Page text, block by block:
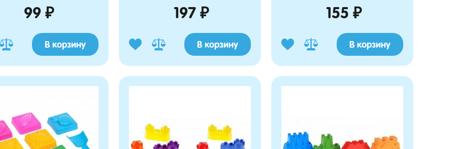
99 ₽
В корзину
197 ₽
В корзину
155 ₽
В корзину